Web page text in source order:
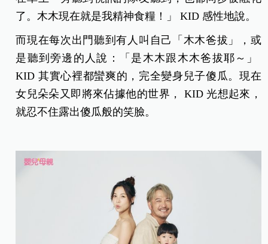
了。木木現在就是我精神食糧！」 KID 感性地說。
而現在每次出門聽到有人叫自己「木木爸拔」，或
是聽到旁邊的人說：「是木木跟木木爸拔耶～」
KID 其實心裡都蠻爽的，完全變身兒子傻瓜。現在
女兒朵朵又即將來佔據他的世界， KID 光想起來，
就忍不住露出傻瓜般的笑臉。